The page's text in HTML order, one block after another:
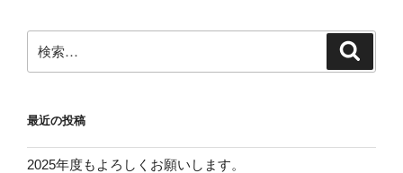
索:
最近の投稿
2025年度もよろしくお願いします。